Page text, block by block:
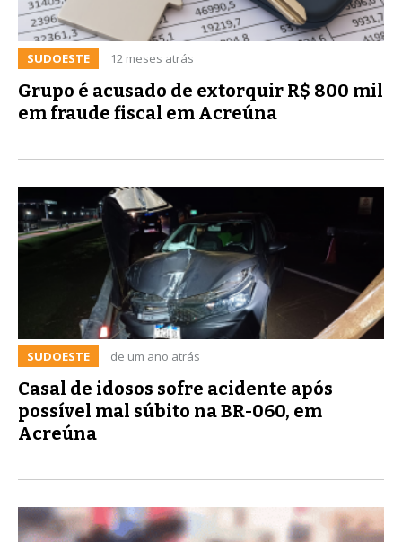
SUDOESTE 12 meses atrás
Grupo é acusado de extorquir R$ 800 mil
em fraude fiscal em Acreúna
SUDOESTE de um ano atrás
Casal de idosos sofre acidente após
possível mal súbito na BR-060, em
Acreúna